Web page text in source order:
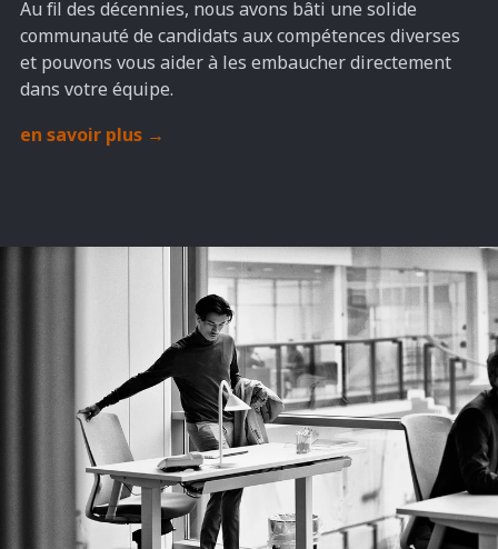
Au fil des décennies, nous avons bâti une solide
communauté de candidats aux compétences diverses
et pouvons vous aider à les embaucher directement
dans votre équipe.
en savoir plus →